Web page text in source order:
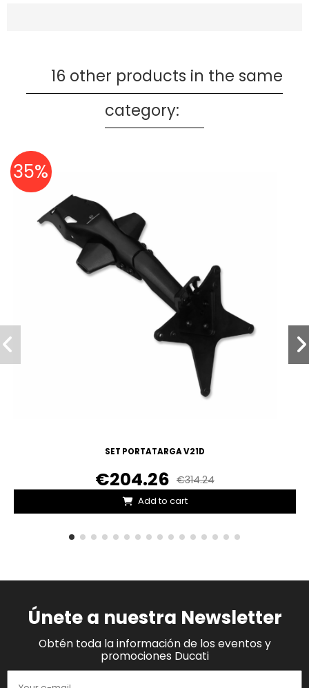
16 other products in the same
category:
SET PORTATARGA V21D
€204.26 €314.24
Add to cart
35%
Únete a nuestra Newsletter
Obtén toda la información de los eventos y
promociones Ducati